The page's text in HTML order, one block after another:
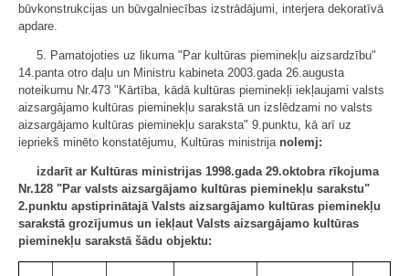
būvkonstrukcijas un būvgalniecības izstrādājumi, interjera dekoratīvā
apdare.
5. Pamatojoties uz likuma "Par kultūras pieminekļu aizsardzību"
14.panta otro daļu un Ministru kabineta 2003.gada 26.augusta
noteikumu Nr.473 "Kārtība, kādā kultūras pieminekļi iekļaujami valsts
aizsargājamo kultūras pieminekļu sarakstā un izslēdzami no valsts
aizsargājamo kultūras pieminekļu saraksta" 9.punktu, kā arī uz
iepriekš minēto konstatējumu, Kultūras ministrija nolemj:
izdarīt ar Kultūras ministrijas 1998.gada 29.oktobra rīkojuma
Nr.128 "Par valsts aizsargājamo kultūras pieminekļu sarakstu"
2.punktu apstiprinātajā Valsts aizsargājamo kultūras pieminekļu
sarakstā grozījumus un iekļaut Valsts aizsargājamo kultūras
pieminekļu sarakstā šādu objektu: